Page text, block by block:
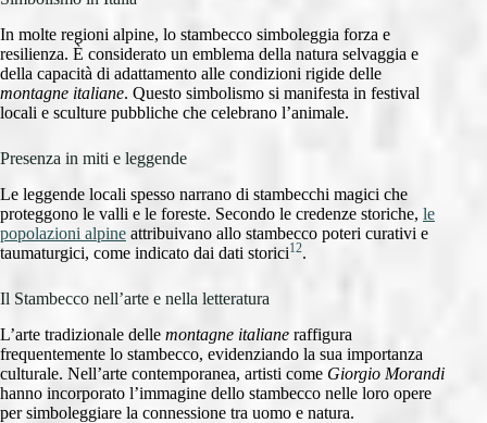
In molte regioni alpine, lo stambecco simboleggia forza e
resilienza. È considerato un emblema della natura selvaggia e
della capacità di adattamento alle condizioni rigide delle
montagne italiane. Questo simbolismo si manifesta in festival
locali e sculture pubbliche che celebrano l’animale.
Presenza in miti e leggende
Le leggende locali spesso narrano di stambecchi magici che
proteggono le valli e le foreste. Secondo le credenze storiche, le
popolazioni alpine attribuivano allo stambecco poteri curativi e
taumaturgici, come indicato dai dati storici12.
Il Stambecco nell’arte e nella letteratura
L’arte tradizionale delle montagne italiane raffigura
frequentemente lo stambecco, evidenziando la sua importanza
culturale. Nell’arte contemporanea, artisti come Giorgio Morandi
hanno incorporato l’immagine dello stambecco nelle loro opere
per simboleggiare la connessione tra uomo e natura.